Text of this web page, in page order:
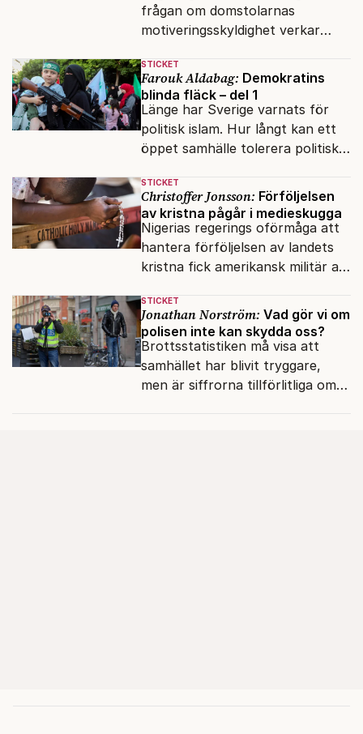
frågan om domstolarnas
motiveringsskyldighet verkar
dagordningen.
STICKET
Farouk Aldabag: Demokratins
blinda fläck – del 1
Länge har Sverige varnats för
politisk islam. Hur långt kan ett
öppet samhälle tolerera politiska
inifrån?
STICKET
Christoffer Jonsson: Förföljelsen
av kristna pågår i medieskugga
Nigerias regerings oförmåga att
hantera förföljelsen av landets
kristna fick amerikansk militär att
milisen.
STICKET
Jonathan Norström: Vad gör vi om
polisen inte kan skydda oss?
Brottsstatistiken må visa att
samhället har blivit tryggare,
men är siffrorna tillförlitliga om